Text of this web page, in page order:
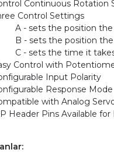
Continuous Rotation
Control Settings
A - sets the position
B - sets the position
C - sets the time it
Control with
Input Polarity
Response Mode
with Analog
Header Pins Available